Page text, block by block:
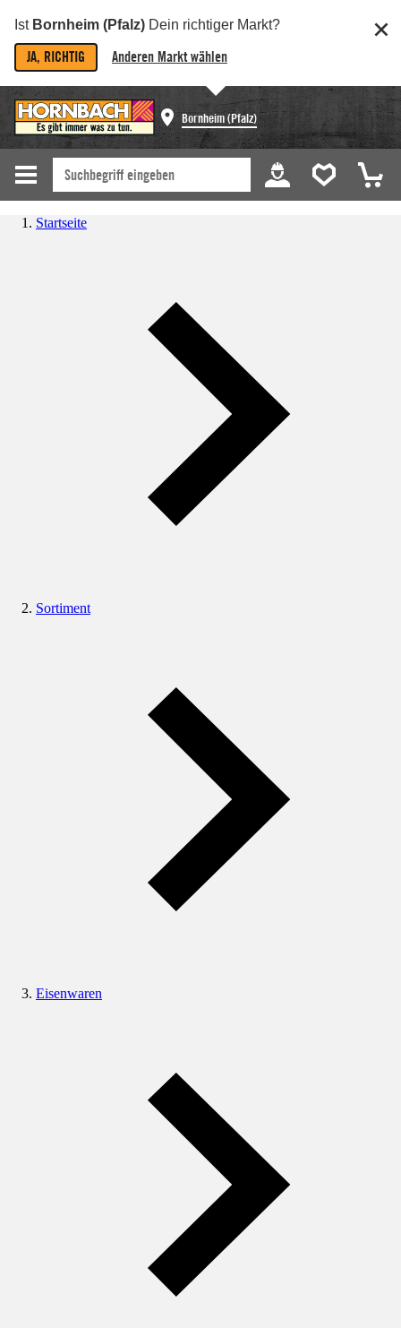
Ist Bornheim (Pfalz) Dein richtiger Markt?
JA, RICHTIG Anderen Markt wählen
Bornheim (Pfalz)
Startseite
Sortiment
Eisenwaren